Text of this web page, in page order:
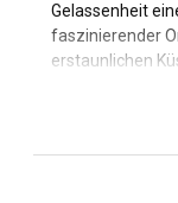
Gelassenheit
faszinierender
erstaunlichen
Erbe mit
exklusiven